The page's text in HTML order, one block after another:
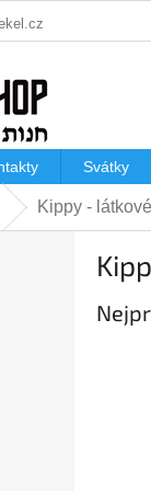
Svátky
Kippy - látkové